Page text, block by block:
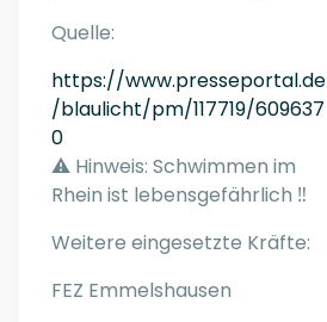
Quelle:
https://www.presseportal.de
/blaulicht/pm/117719/609637
0
⚠️ Hinweis: Schwimmen im
Rhein ist lebensgefährlich ‼️
Weitere eingesetzte Kräfte:
FEZ Emmelshausen